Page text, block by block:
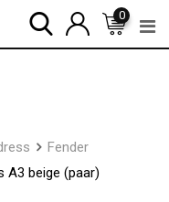
0
Fender
A3 beige (paar)